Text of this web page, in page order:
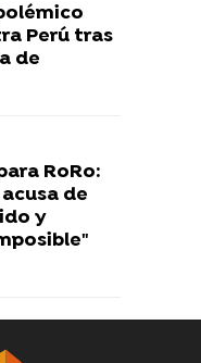
Perú tras
de
RoRo:
de
y